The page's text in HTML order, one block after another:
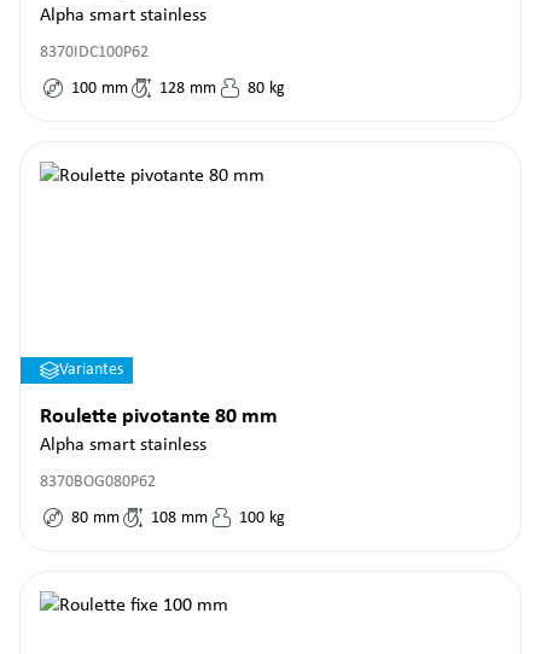
Alpha smart stainless
8370IDC100P62
100 mm 128 mm 80 kg
Variantes
Roulette pivotante 80 mm
Alpha smart stainless
8370BOG080P62
80 mm 108 mm 100 kg